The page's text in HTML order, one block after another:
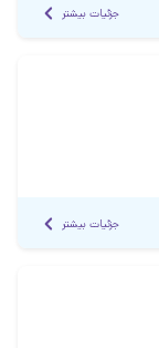
جزئیات بیشتر
جزئیات بیشتر